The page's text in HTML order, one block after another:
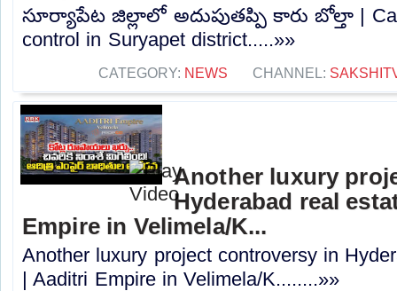
సూర్యాపేట జిల్లాలో అదుపుతప్పి కారు బోల్తా | Car
control in Suryapet district.....»»
CATEGORY: NEWS CHANNEL:
Another luxury
Hyderabad real
Empire in Velimela/K...
Another luxury project controversy in
| Aaditri Empire in Velimela/K........»»